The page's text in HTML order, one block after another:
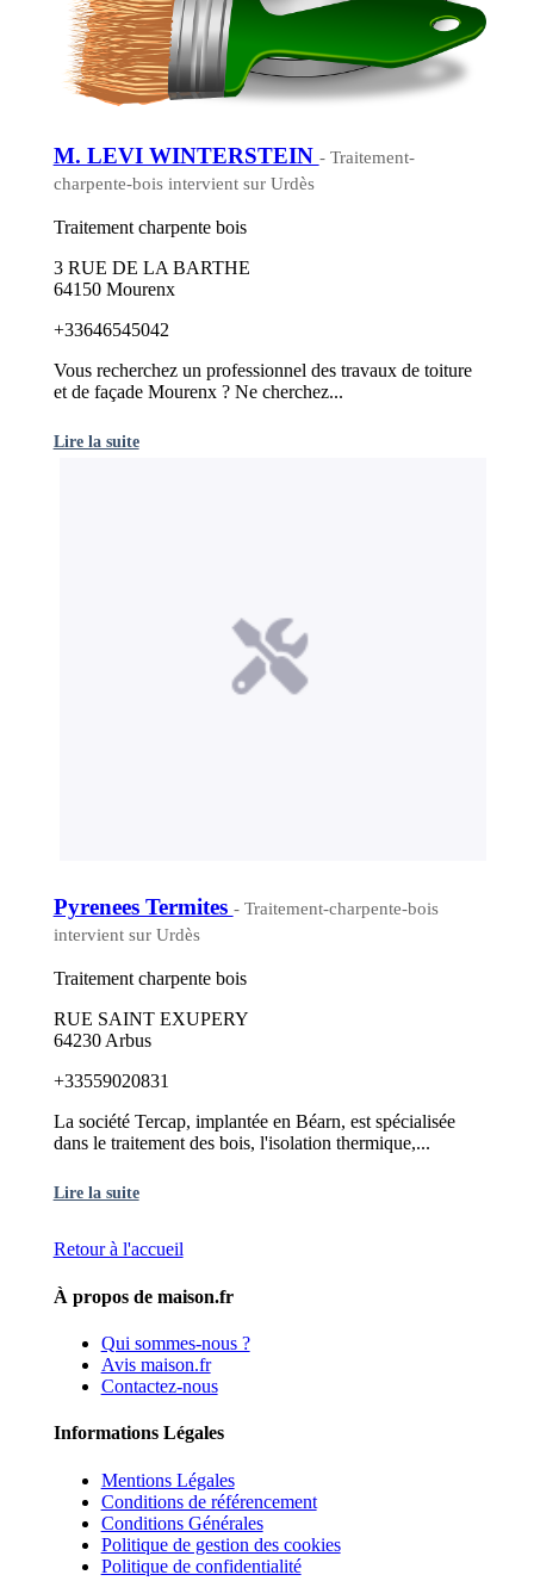
M. LEVI WINTERSTEIN - Traitement-
charpente-bois intervient sur Urdès
Traitement charpente bois
3 RUE DE LA BARTHE
64150 Mourenx
+33646545042
Vous recherchez un professionnel des travaux de toiture
et de façade Mourenx ? Ne cherchez...
Lire la suite
Pyrenees Termites - Traitement-charpente-bois
intervient sur Urdès
Traitement charpente bois
RUE SAINT EXUPERY
64230 Arbus
+33559020831
La société Tercap, implantée en Béarn, est spécialisée
dans le traitement des bois, l'isolation thermique,...
Lire la suite
Retour à l'accueil
À propos de maison.fr
Qui sommes-nous ?
Avis maison.fr
Contactez-nous
Informations Légales
Mentions Légales
Conditions de référencement
Conditions Générales
Politique de gestion des cookies
Politique de confidentialité